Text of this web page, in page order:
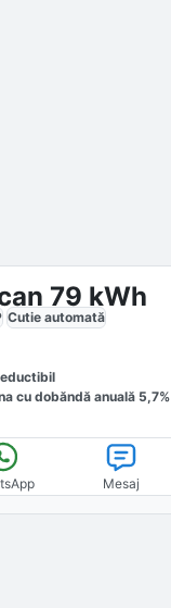
79 kWh
Cutie automată
cu dobăndă anuală 5,7
Mesaj